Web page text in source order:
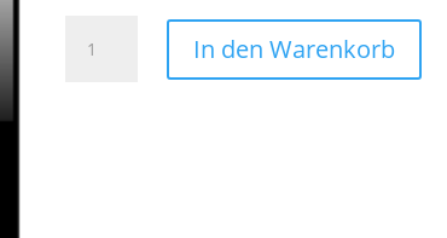
Version
In den Warenkorb